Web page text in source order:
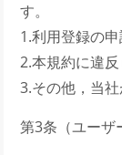
す。
1.利用登録の
2.本規約に違
3.その他，当
第3条（ユーザ